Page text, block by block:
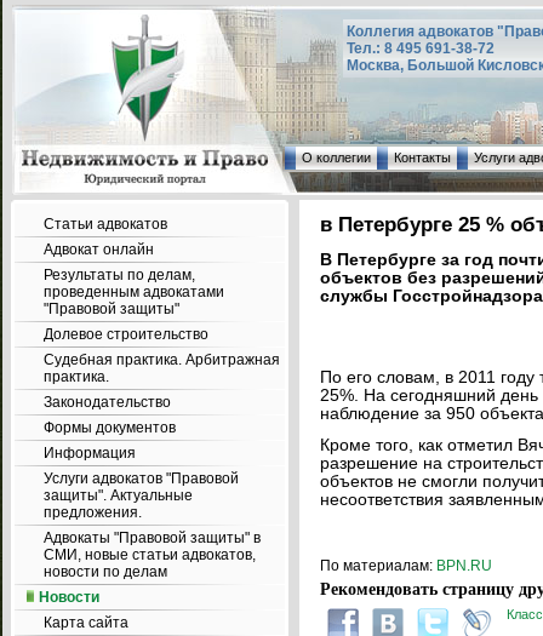
Коллегия адвокатов
Тел.: 8 495 691-38-72
Москва, Большой
О коллегии Контакты Услуги
Статьи адвокатов
Адвокат онлайн
Результаты по делам,
проведенным адвокатами
"Правовой защиты"
Долевое строительство
Судебная практика. Арбитражная
практика.
Законодательство
Формы документов
Информация
Услуги адвокатов "Правовой
защиты". Актуальные
предложения.
Адвокаты "Правовой защиты" в
СМИ, новые статьи адвокатов,
новости по делам
Новости
Карта сайта
в Петербурге 25 %
В Петербурге за год
объектов без
службы
По его словам, в 2011 году
25%. На сегодняшний день
наблюдение за 950
Кроме того, как отметил
разрешение на
объектов не смогли
несоответствия
По материалам: BPN.RU
Рекомендовать страницу